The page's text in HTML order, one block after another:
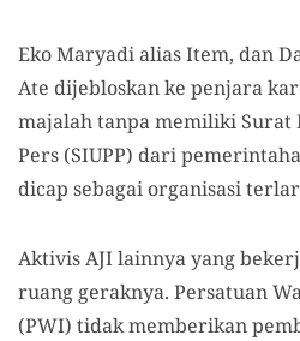
Eko Maryadi alias Item, dan
Ate dijebloskan ke penjara
majalah tanpa memiliki Surat
Pers (SIUPP) dari
dicap sebagai organisasi
Aktivis AJI lainnya yang
ruang geraknya. Persatuan
(PWI) tidak memberikan